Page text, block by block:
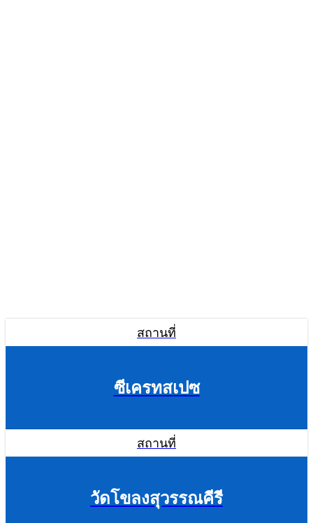
สถานที่
ซีเครทสเปซ
สถานที่
วัดโขลงสุวรรณคีรี